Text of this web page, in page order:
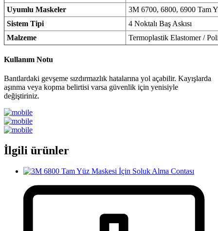
Uyumlu Maskeler
3M 6700, 6800, 6900 Tam
Sistem Tipi
4 Noktalı Baş Askısı
Malzeme
Termoplastik Elastomer /
Kullanım Notu
Bantlardaki gevşeme sızdırmazlık hatalarına yol açabilir. Kayışlarda
aşınma veya kopma belirtisi varsa güvenlik için yenisiyle
değiştiriniz.
İlgili ürünler